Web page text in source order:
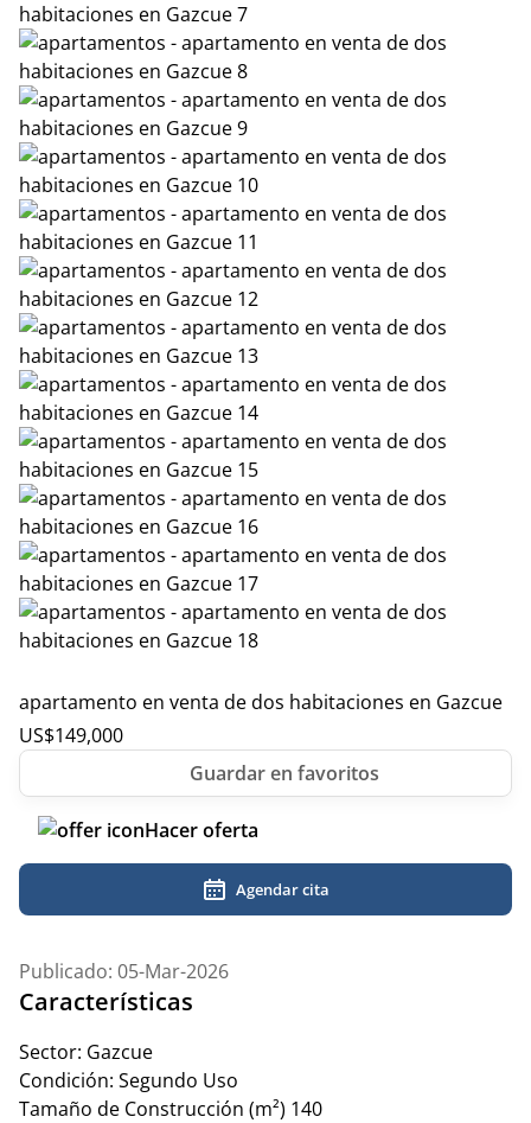
apartamento en venta de dos habitaciones en Gazcue
US$149,000
Hacer oferta
Agendar cita
Publicado: 05-Mar-2026
Características
Sector: Gazcue
Condición: Segundo Uso
Tamaño de Construcción (m²) 140